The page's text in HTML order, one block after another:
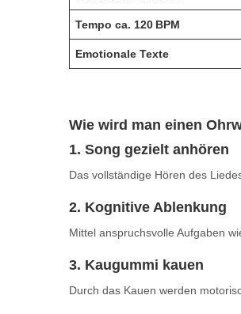
Tempo ca. 120 BPM
Emotionale Texte
Wie wird man einen
1. Song gezielt anhören
Das vollständige Hören des
2. Kognitive Ablenkung
Mittel anspruchsvolle Aufgaben
3. Kaugummi kauen
Durch das Kauen werden